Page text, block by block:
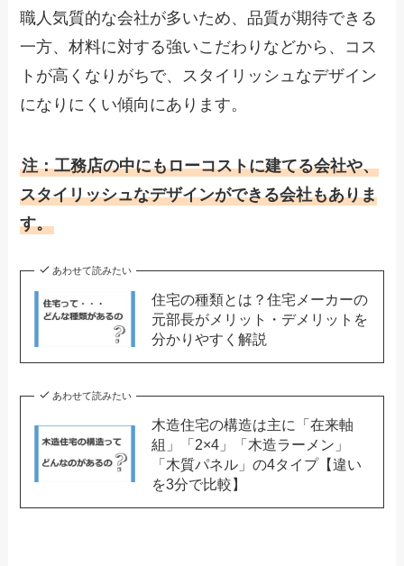
職人気質的な会社が多いため、品質が期待できる
一方、材料に対する強いこだわりなどから、コス
トが高くなりがちで、スタイリッシュなデザイン
になりにくい傾向にあります。
注：工務店の中にもローコストに建てる会社や、
スタイリッシュなデザインができる会社もありま
す。
あわせて読みたい
住宅の種類とは？住宅メーカーの
元部長がメリット・デメリットを
分かりやすく解説
あわせて読みたい
木造住宅の構造は主に「在来軸
組」「2×4」「木造ラーメン」
「木質パネル」の4タイプ【違い
を3分で比較】